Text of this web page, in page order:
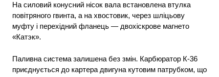
На силовий конусний нісок вала встановлена втулка
повітряного гвинта, а на хвостовик, через шліцьову
муфту і перехідний фланець — двохіскрове магнето
«Катэк».
Паливна система залишена без змін. Карбюратор К-36
приєднується до картера двигуна кутовим патрубком, що